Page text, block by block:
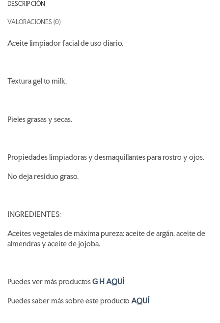
DESCRIPCIÓN
VALORACIONES (0)
Aceite limpiador facial de uso diario.
Textura gel to milk.
Pieles grasas y secas.
Propiedades limpiadoras y desmaquillantes para rostro y ojos.
No deja residuo graso.
INGREDIENTES:
Aceites vegetales de máxima pureza: aceite de argán, aceite de
almendras y aceite de jojoba.
Puedes ver más productosG H AQUÍ
Puedes saber más sobre este producto AQUÍ